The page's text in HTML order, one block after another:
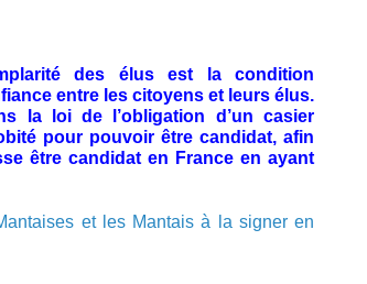
des élus est la condition
entre les citoyens et leurs élus.
la loi de l’obligation d’un casier
pour pouvoir être candidat, afin
être candidat en France en ayant
et les Mantais à la signer en